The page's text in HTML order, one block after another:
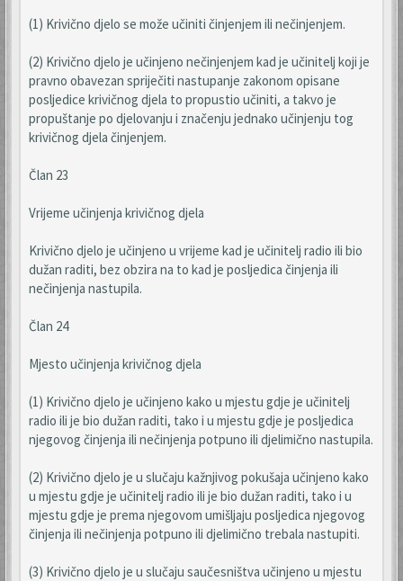
(1) Krivično djelo se može učiniti činjenjem ili nečinjenjem.
(2) Krivično djelo je učinjeno nečinjenjem kad je učinitelj koji je
pravno obavezan spriječiti nastupanje zakonom opisane
posljedice krivičnog djela to propustio učiniti, a takvo je
propuštanje po djelovanju i značenju jednako učinjenju tog
krivičnog djela činjenjem.
Član 23
Vrijeme učinjenja krivičnog djela
Krivično djelo je učinjeno u vrijeme kad je učinitelj radio ili bio
dužan raditi, bez obzira na to kad je posljedica činjenja ili
nečinjenja nastupila.
Član 24
Mjesto učinjenja krivičnog djela
(1) Krivično djelo je učinjeno kako u mjestu gdje je učinitelj
radio ili je bio dužan raditi, tako i u mjestu gdje je posljedica
njegovog činjenja ili nečinjenja potpuno ili djelimično nastupila.
(2) Krivično djelo je u slučaju kažnjivog pokušaja učinjeno kako
u mjestu gdje je učinitelj radio ili je bio dužan raditi, tako i u
mjestu gdje je prema njegovom umišljaju posljedica njegovog
činjenja ili nečinjenja potpuno ili djelimično trebala nastupiti.
(3) Krivično djelo je u slučaju saučesništva učinjeno u mjestu